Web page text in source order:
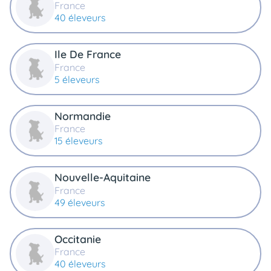
France
40 éleveurs
Ile De France
France
5 éleveurs
Normandie
France
15 éleveurs
Nouvelle-Aquitaine
France
49 éleveurs
Occitanie
France
40 éleveurs